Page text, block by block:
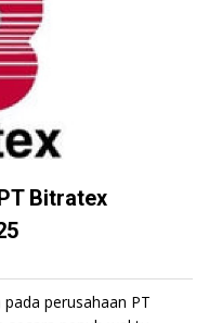
Bitratex
perusahaan PT